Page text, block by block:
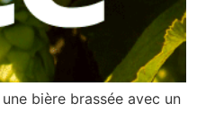
bière brassée avec un